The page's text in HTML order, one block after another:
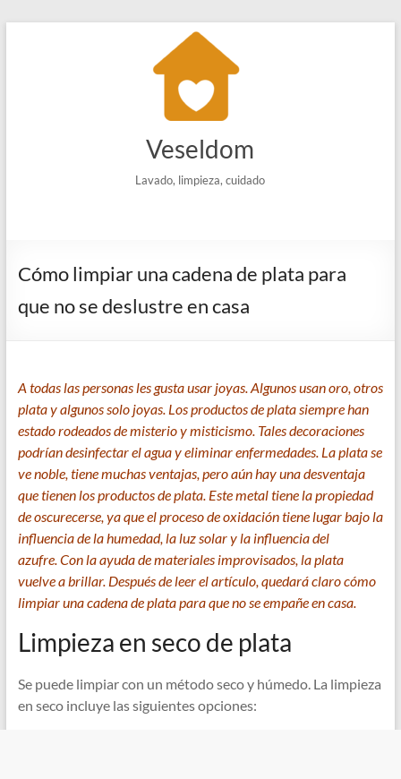
Veseldom
Lavado, limpieza, cuidado
Cómo limpiar una cadena de plata para
que no se deslustre en casa
A todas las personas les gusta usar joyas. Algunos usan oro, otros
plata y algunos solo joyas. Los productos de plata siempre han
estado rodeados de misterio y misticismo. Tales decoraciones
podrían desinfectar el agua y eliminar enfermedades. La plata se
ve noble, tiene muchas ventajas, pero aún hay una desventaja
que tienen los productos de plata. Este metal tiene la propiedad
de oscurecerse, ya que el proceso de oxidación tiene lugar bajo la
influencia de la humedad, la luz solar y la influencia del
azufre. Con la ayuda de materiales improvisados, la plata
vuelve a brillar. Después de leer el artículo, quedará claro cómo
limpiar una cadena de plata para que no se empañe en casa.
Limpieza en seco de plata
Se puede limpiar con un método seco y húmedo. La limpieza
en seco incluye las siguientes opciones: